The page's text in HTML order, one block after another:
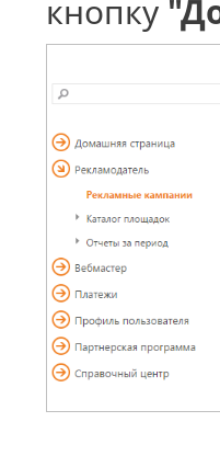
кнопку